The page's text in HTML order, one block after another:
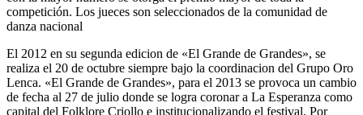
competición. Los jueces son seleccionados de la comunidad de
danza nacional
El 2012 en su segunda edicion de «El Grande de Grandes», se
realiza el 20 de octubre siempre bajo la coordinacion del Grupo Oro
Lenca. «El Grande de Grandes», para el 2013 se provoca un cambio
de fecha al 27 de julio donde se logra coronar a La Esperanza como
capital del Folklore Criollo e institucionalizando el festival. Por